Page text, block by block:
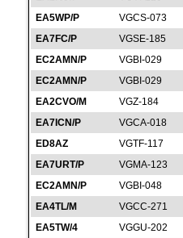
EA5WP/P
VGCS-073
EA7FC/P
VGSE-185
EC2AMN/P
VGBI-029
EC2AMN/P
VGBI-029
EA2CVO/M
VGZ-184
EA7ICN/P
VGCA-018
ED8AZ
VGTF-117
EA7URT/P
VGMA-123
EC2AMN/P
VGBI-048
EA4TL/M
VGCC-271
EA5TW/4
VGGU-202